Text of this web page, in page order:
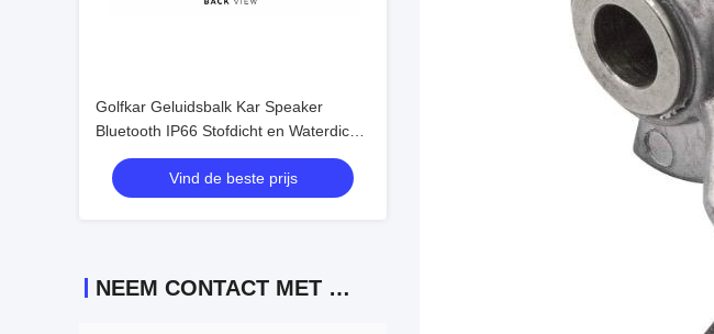
Golfkar Geluidsbalk Kar Speaker
Bluetooth IP66 Stofdicht en Waterdicht
Geluidsveld Akoestiek Prachtig Geluid
Vind de beste prijs
NEEM CONTACT MET ONS OP